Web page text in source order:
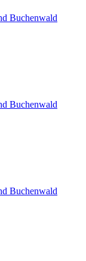
Buchenwald
Buchenwald
Buchenwald